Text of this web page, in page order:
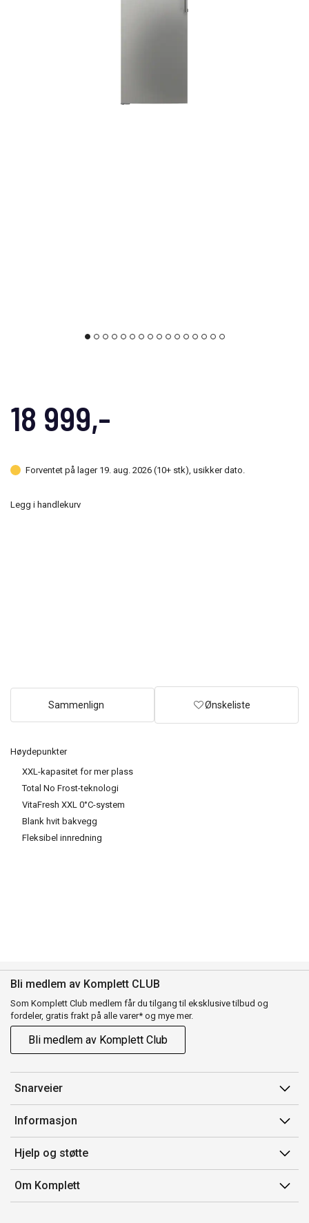
Høydepunkter
XXL-kapasitet for mer plass
Total No Frost-teknologi
VitaFresh XXL 0°C-system
Blank hvit bakvegg
Fleksibel innredning
18 999,-
Forventet på lager 19. aug. 2026 (10+ stk), usikker dato.
Legg i handlekurv
Sammenlign Ønskeliste
Bli medlem av Komplett CLUB
Som Komplett Club medlem får du tilgang til eksklusive tilbud og
fordeler, gratis frakt på alle varer* og mye mer.
Bli medlem av Komplett Club
Snarveier
Min side
Ordreoversikt
Flex
Komplett Club
Informasjon
Salgsbetingelser
Medlemsvilkår for Komplett Club
Merker/produsent
Hjelp og støtte
Kontakt oss
Kundeservice
Om Komplett